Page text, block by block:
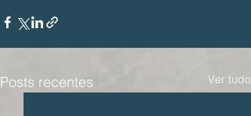
Posts recentes Ver tudo